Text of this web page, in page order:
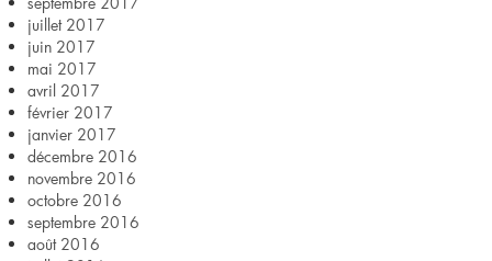
juillet 2017
juin 2017
mai 2017
avril 2017
février 2017
janvier 2017
décembre 2016
novembre 2016
octobre 2016
septembre 2016
août 2016